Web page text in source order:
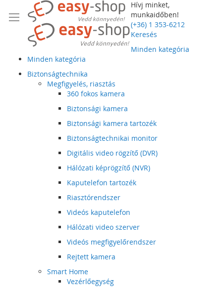
Hívj minket,
munkaidőben!
(+36) 1 353-6212
Keresés
Minden kategória
Minden kategória
Biztonságtechnika
Megfigyelés, riasztás
360 fokos kamera
Biztonsági kamera
Biztonsági kamera tartozék
Biztonságtechnikai monitor
Digitális video rögzítő (DVR)
Hálózati képrögzítő (NVR)
Kaputelefon tartozék
Riasztórendszer
Videós kaputelefon
Hálózati video szerver
Videós megfigyelőrendszer
Rejtett kamera
Smart Home
Vezérlőegység